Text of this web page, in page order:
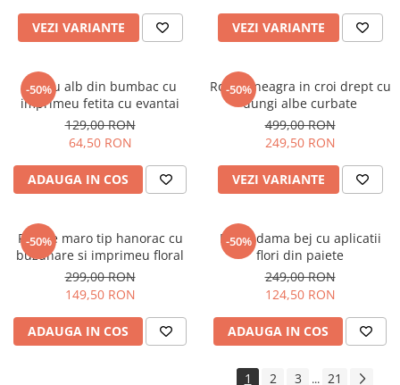
VEZI VARIANTE VEZI VARIANTE
-50%
Tricou alb din bumbac cu
imprimeu fetita cu evantai
129,00 RON
64,50 RON
ADAUGA IN COS
-50%
Rochie neagra in croi drept cu
dungi albe curbate
499,00 RON
249,50 RON
VEZI VARIANTE
-50%
Rochie maro tip hanorac cu
buzunare si imprimeu floral
299,00 RON
149,50 RON
ADAUGA IN COS
-50%
Bluza dama bej cu aplicatii
flori din paiete
249,00 RON
124,50 RON
ADAUGA IN COS
1 2 3 ... 21